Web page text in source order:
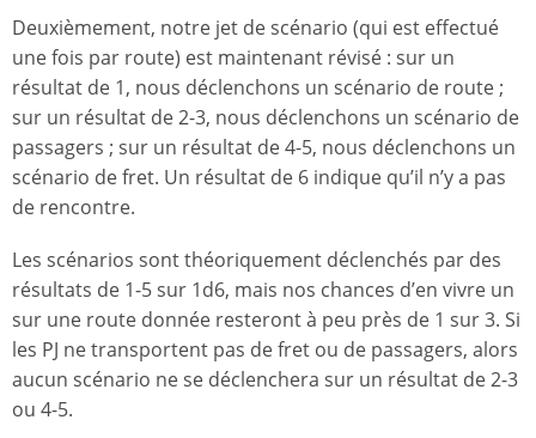
Deuxièmement, notre jet de scénario (qui est effectué
une fois par route) est maintenant révisé : sur un
résultat de 1, nous déclenchons un scénario de route ;
sur un résultat de 2-3, nous déclenchons un scénario de
passagers ; sur un résultat de 4-5, nous déclenchons un
scénario de fret. Un résultat de 6 indique qu’il n’y a pas
de rencontre.
Les scénarios sont théoriquement déclenchés par des
résultats de 1-5 sur 1d6, mais nos chances d’en vivre un
sur une route donnée resteront à peu près de 1 sur 3. Si
les PJ ne transportent pas de fret ou de passagers, alors
aucun scénario ne se déclenchera sur un résultat de 2-3
ou 4-5.